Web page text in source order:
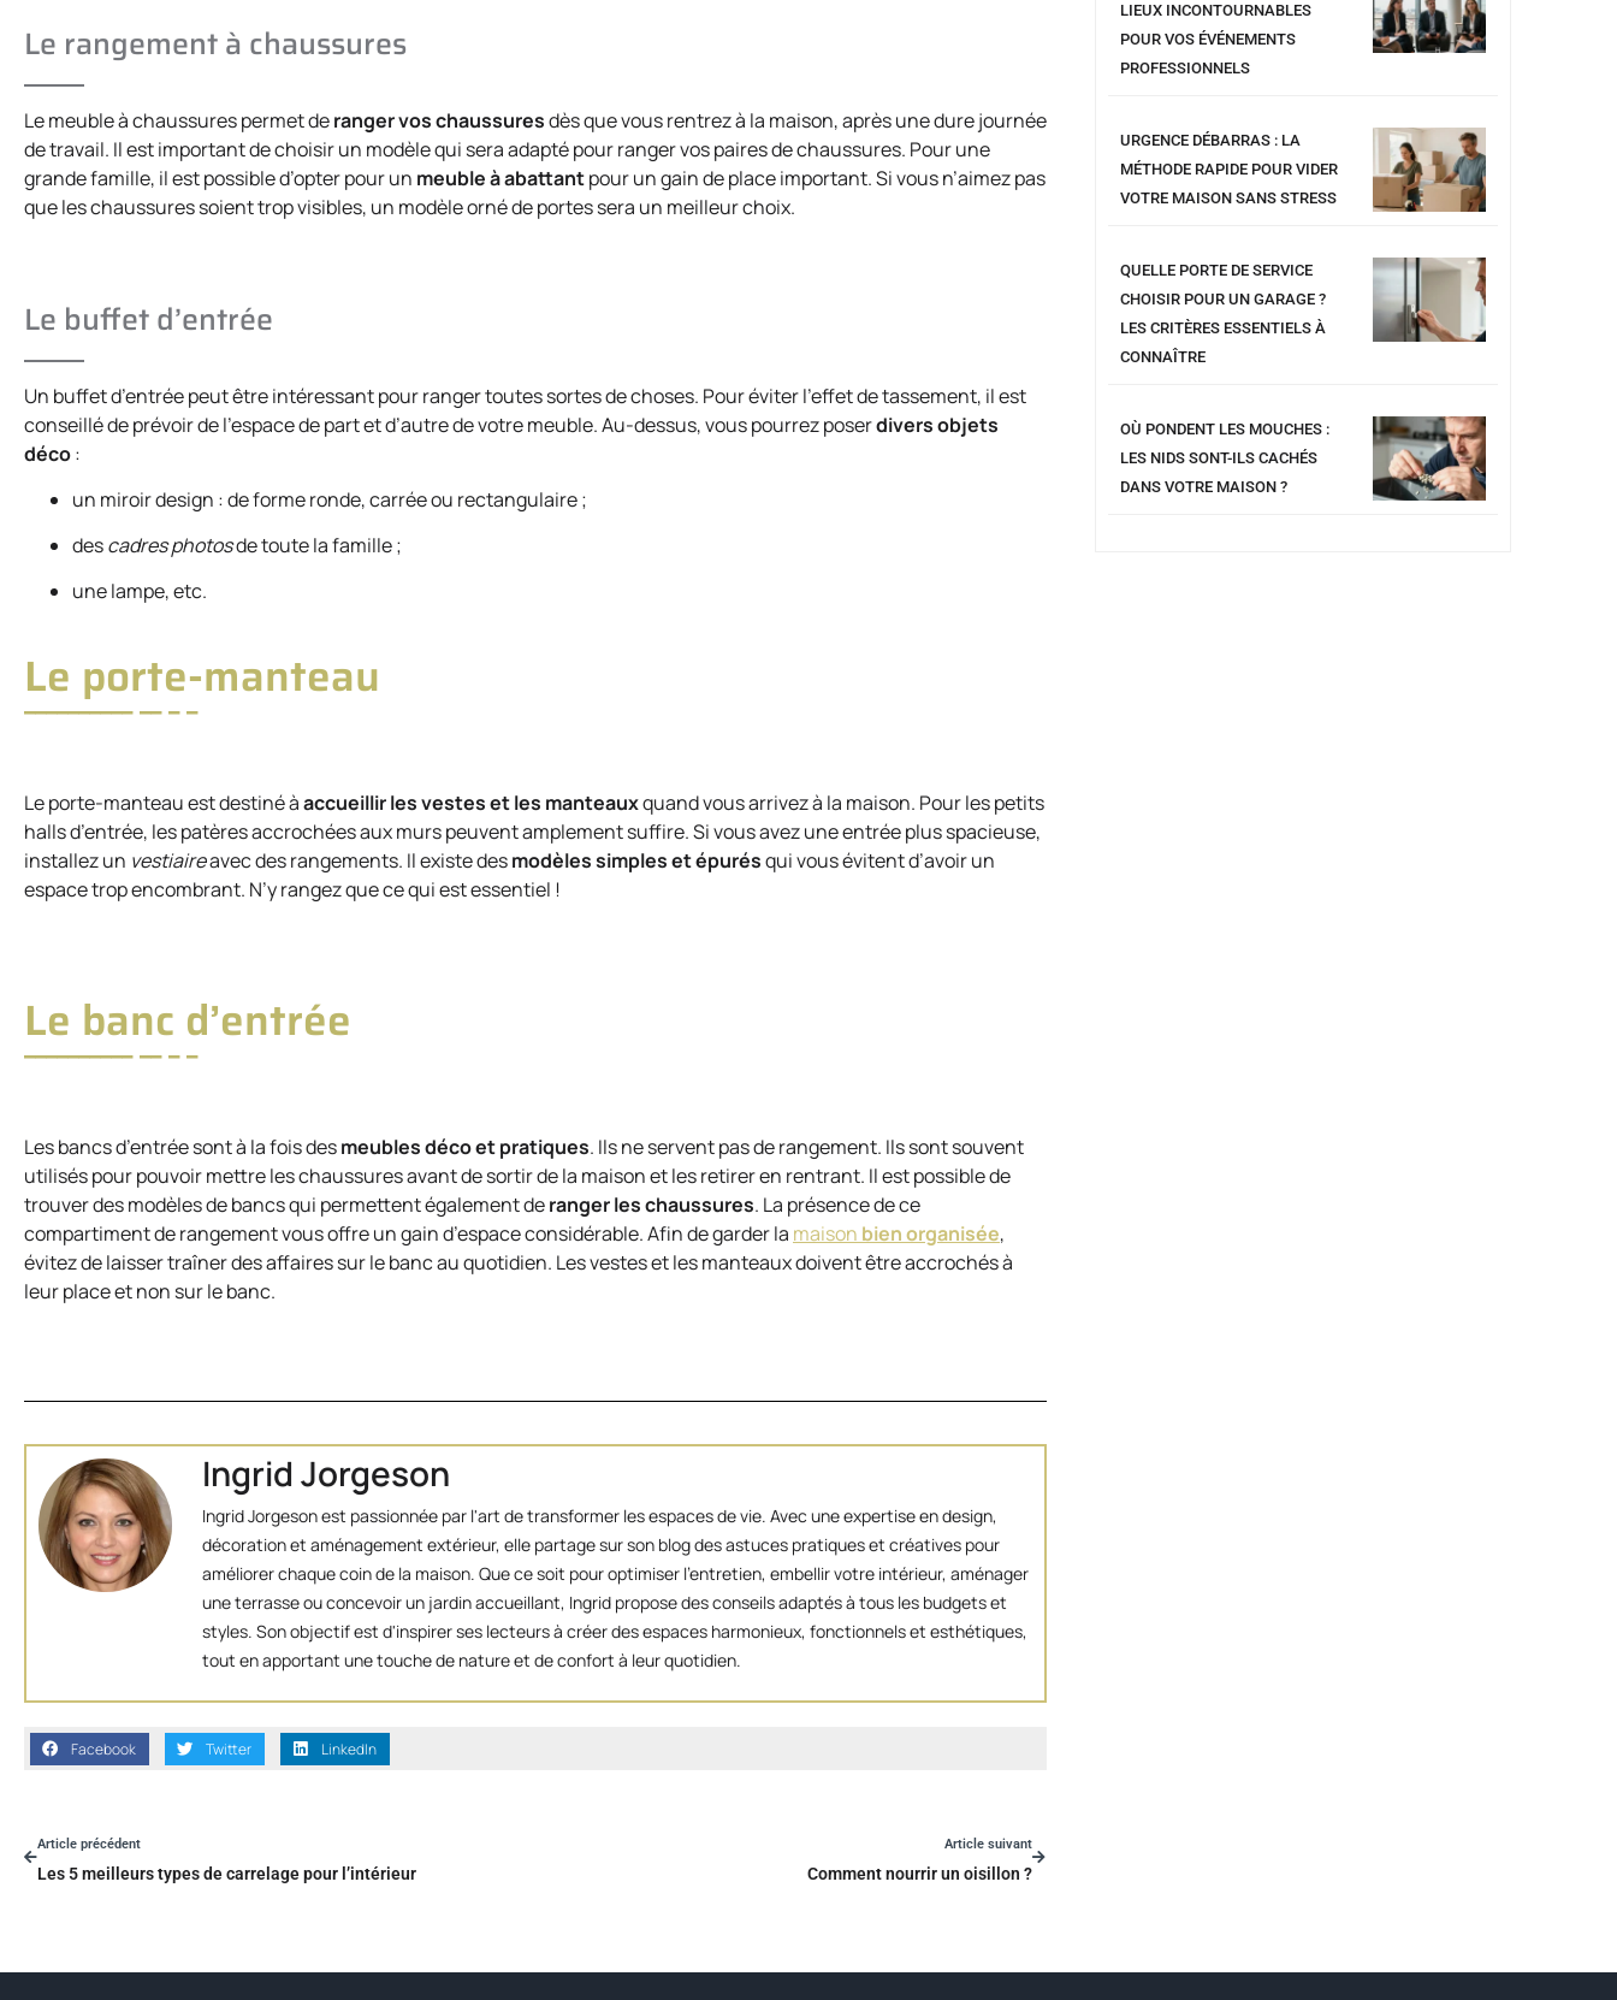
Le rangement à chaussures
Le meuble à chaussures permet deranger vos chaussuresdès que vous rentrez à la maison, après une dure journée
de travail. Il est important de choisir un modèle qui sera adapté pour ranger vos paires de chaussures. Pour une
grande famille, il est possible d’opter pour un meuble à abattantpour un gain de place important. Si vous n’aimez pas
que les chaussures soient trop visibles, un modèle orné de portes sera un meilleur choix.
Le buffet d’entrée
Un buffet d’entrée peut être intéressant pour ranger toutes sortes de choses. Pour éviter l’effet de tassement, il est
conseillé de prévoir de l’espace de part et d’autre de votre meuble. Au-dessus, vous pourrez poserdivers objets
déco:
un miroir design : de forme ronde, carrée ou rectangulaire ;
descadres photosde toute la famille ;
une lampe, etc.
Le porte-manteau
Le porte-manteau est destiné àaccueillir les vestes et les manteauxquand vous arrivez à la maison. Pour les petits
halls d’entrée, les patères accrochées aux murs peuvent amplement suffire. Si vous avez une entrée plus spacieuse,
installez un vestiaireavec des rangements. Il existe desmodèles simples et épurésqui vous évitent d’avoir un
espace trop encombrant. N’y rangez que ce qui est essentiel !
Le banc d’entrée
Les bancs d’entrée sont à la fois desmeubles déco et pratiques. Ils ne servent pas de rangement. Ils sont souvent
utilisés pour pouvoir mettre les chaussures avant de sortir de la maison et les retirer en rentrant. Il est possible de
trouver des modèles de bancs qui permettent également deranger les chaussures. La présence de ce
compartiment de rangement vous offre un gain d’espace considérable. Afin de garder la maison bien organisée,
évitez de laisser traîner des affaires sur le banc au quotidien. Les vestes et les manteaux doivent être accrochés à
leur place et non sur le banc.
Ingrid Jorgeson
Ingrid Jorgeson est passionnée par l'art de transformer les espaces de vie. Avec une expertise en design,
décoration et aménagement extérieur, elle partage sur son blog des astuces pratiques et créatives pour
améliorer chaque coin de la maison. Que ce soit pour optimiser l’entretien, embellir votre intérieur, aménager
une terrasse ou concevoir un jardin accueillant, Ingrid propose des conseils adaptés à tous les budgets et
styles. Son objectif est d'inspirer ses lecteurs à créer des espaces harmonieux, fonctionnels et esthétiques,
tout en apportant une touche de nature et de confort à leur quotidien.
Facebook Twitter LinkedIn
Article précédent
Les 5 meilleurs types de carrelage pour l’intérieur
Article suivant
Comment nourrir un oisillon ?
LIEUX INCONTOURNABLES
POUR VOS ÉVÉNEMENTS
PROFESSIONNELS
URGENCE DÉBARRAS : LA
MÉTHODE RAPIDE POUR VIDER
VOTRE MAISON SANS STRESS
QUELLE PORTE DE SERVICE
CHOISIR POUR UN GARAGE ?
LES CRITÈRES ESSENTIELS À
CONNAÎTRE
OÙ PONDENT LES MOUCHES :
LES NIDS SONT-ILS CACHÉS
DANS VOTRE MAISON ?